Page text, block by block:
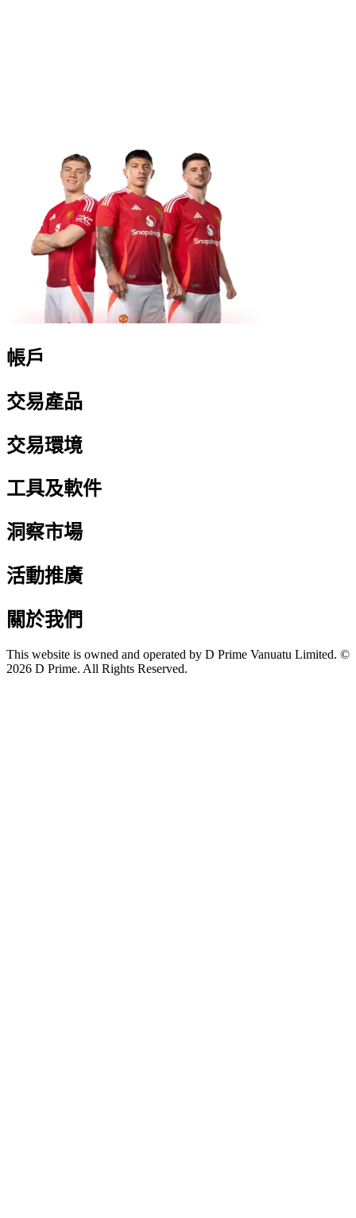
帳戶
交易產品
交易環境
工具及軟件
洞察市場
活動推廣
關於我們
This website is owned and operated by D Prime Vanuatu Limited. ©
2026 D Prime. All Rights Reserved.